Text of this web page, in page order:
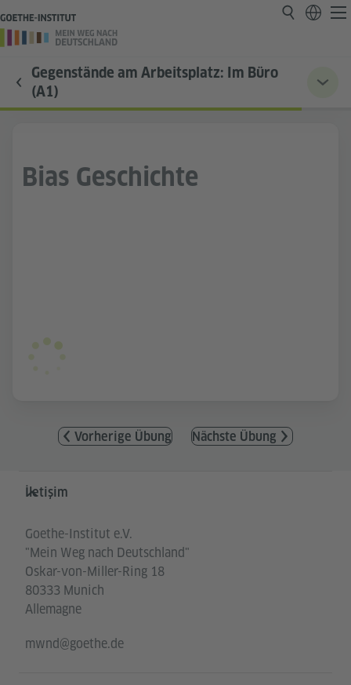
Gegenstände am Arbeitsplatz: Im Büro
(A1)
Bias Geschichte
Vorherige Übung Nächste Übung
Service- und Informationsbereich
İletişim
Goethe-Institut e.V.
"Mein Weg nach Deutschland"
Oskar-von-Miller-Ring 18
80333 Munich
Allemagne
mwnd@goethe.de